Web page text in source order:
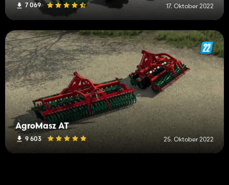
7 069 17. Oktober 2022
AgroMasz AT
9 603 25. Oktober 2022